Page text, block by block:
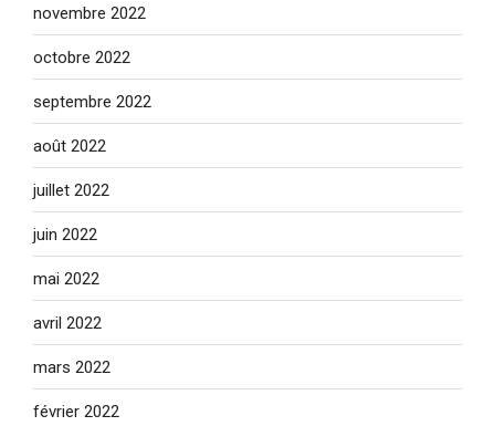
novembre 2022
octobre 2022
septembre 2022
août 2022
juillet 2022
juin 2022
mai 2022
avril 2022
mars 2022
février 2022